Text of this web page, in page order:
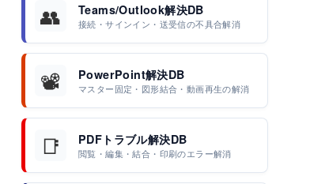
👥 Teams/Outlook解決DB
接続・サインイン・送受信の不具合解消
📽️ PowerPoint解決DB
マスター固定・図形結合・動画再生の解消
📑 PDFトラブル解決DB
閲覧・編集・結合・印刷のエラー解消